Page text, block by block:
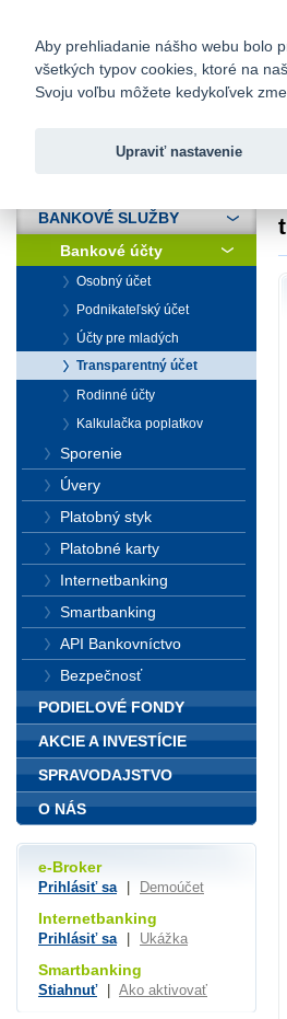
Fio banka
BANKOVÉ SLUŽBY
Bankové účty
Osobný účet
Podnikateľský účet
Účty pre mladých
Transparentný účet
Rodinné účty
Kalkulačka poplatkov
Sporenie
Úvery
Platobný styk
Platobné karty
Internetbanking
Smartbanking
API Bankovníctvo
Bezpečnosť
PODIELOVÉ FONDY
AKCIE A INVESTÍCIE
SPRAVODAJSTVO
O NÁS
e-Broker
Prihlásiť sa Demoúčet
Internetbanking
Prihlásiť sa Ukážka
Smartbanking
Stiahnuť Ako aktivovať
Aby prehliadanie nášho webu bolo
všetkých typov cookies, ktoré na
Svoju voľbu môžete kedykoľvek
Upraviť nastavenie